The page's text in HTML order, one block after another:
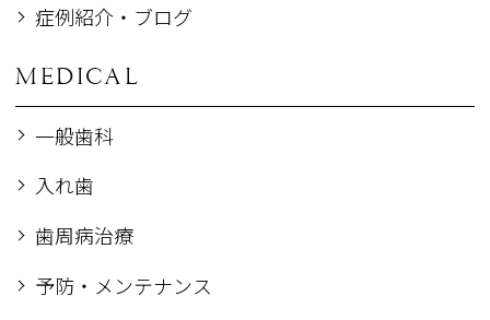
症例紹介・ブログ
MEDICAL
一般歯科
入れ歯
歯周病治療
予防・メンテナンス